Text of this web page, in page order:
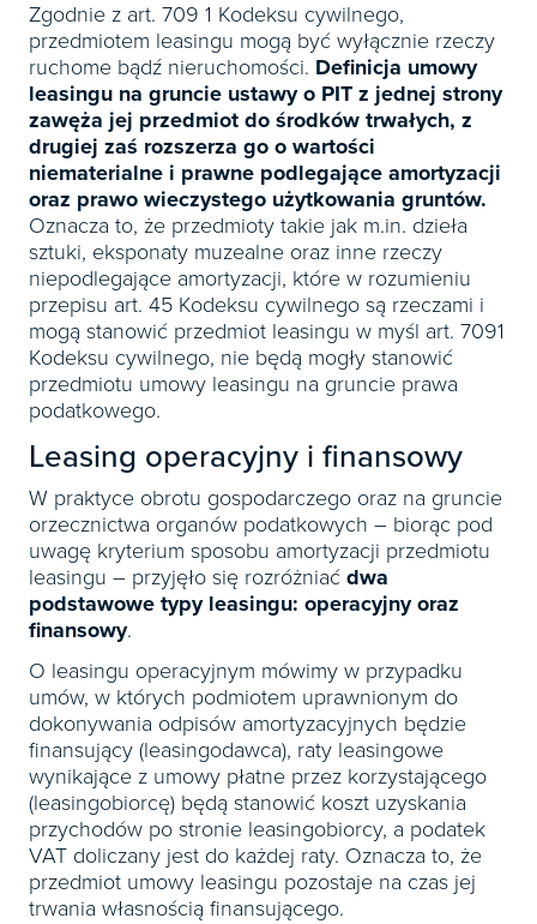
Zgodnie z art. 709 1 Kodeksu cywilnego,
przedmiotem leasingu mogą być wyłącznie rzeczy
ruchome bądź nieruchomości. Definicja umowy
leasingu na gruncie ustawy o PIT z jednej strony
zawęża jej przedmiot do środków trwałych, z
drugiej zaś rozszerza go o wartości
niematerialne i prawne podlegające amortyzacji
oraz prawo wieczystego użytkowania gruntów.
Oznacza to, że przedmioty takie jak m.in. dzieła
sztuki, eksponaty muzealne oraz inne rzeczy
niepodlegające amortyzacji, które w rozumieniu
przepisu art. 45 Kodeksu cywilnego są rzeczami i
mogą stanowić przedmiot leasingu w myśl art. 7091
Kodeksu cywilnego, nie będą mogły stanowić
przedmiotu umowy leasingu na gruncie prawa
podatkowego.
Leasing operacyjny i finansowy
W praktyce obrotu gospodarczego oraz na gruncie
orzecznictwa organów podatkowych – biorąc pod
uwagę kryterium sposobu amortyzacji przedmiotu
leasingu – przyjęło się rozróżniać dwa
podstawowe typy leasingu: operacyjny oraz
finansowy.
O leasingu operacyjnym mówimy w przypadku
umów, w których podmiotem uprawnionym do
dokonywania odpisów amortyzacyjnych będzie
finansujący (leasingodawca), raty leasingowe
wynikające z umowy płatne przez korzystającego
(leasingobiorcę) będą stanowić koszt uzyskania
przychodów po stronie leasingobiorcy, a podatek
VAT doliczany jest do każdej raty. Oznacza to, że
przedmiot umowy leasingu pozostaje na czas jej
trwania własnością finansującego.